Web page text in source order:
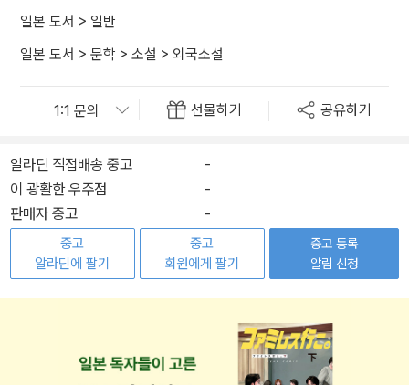
일본 도서 > 일반
일본 도서 > 문학 > 소설 > 외국소설
선물하기 공유하기
알라딘 직접배송 중고
-
이 광활한 우주점
-
판매자 중고
-
중고
알라딘에 팔기
중고
회원에게 팔기
중고 등록
알림 신청